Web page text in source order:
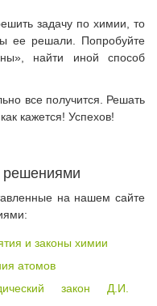
задачу по химии, то
ее решали. Попробуйте
найти иной способ
все получится. Решать
кажется! Успехов!
решениями
на нашем сайте
и законы химии
атомов
закон Д.И.